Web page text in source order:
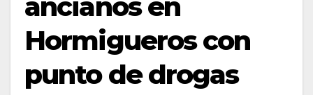
Hormigueros con
punto de drogas